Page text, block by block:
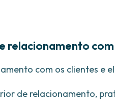
relacionamento
com os clientes e
de relacionamento,